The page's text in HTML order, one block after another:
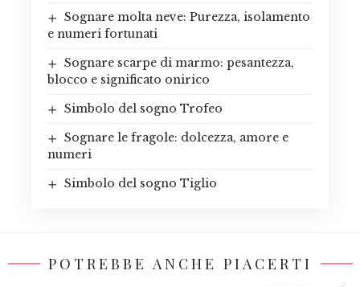
Sognare molta neve: Purezza, isolamento
e numeri fortunati
Sognare scarpe di marmo: pesantezza,
blocco e significato onirico
Simbolo del sogno Trofeo
Sognare le fragole: dolcezza, amore e
numeri
Simbolo del sogno Tiglio
POTREBBE ANCHE PIACERTI